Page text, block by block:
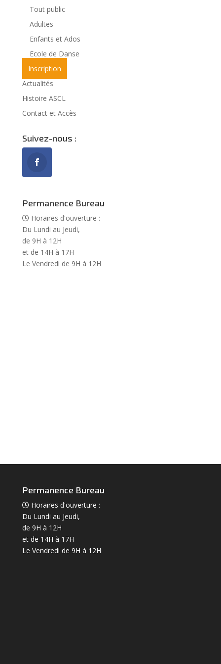
Tout public
Adultes
Enfants et Ados
Ecole de Danse
Inscription
Actualités
Histoire ASCL
Contact et Accès
Suivez-nous :
Permanence Bureau
Horaires d'ouverture :
Du Lundi au Jeudi,
de 9H à 12H
et de 14H à 17H
Le Vendredi de 9H à 12H
Permanence Bureau
Horaires d'ouverture :
Du Lundi au Jeudi,
de 9H à 12H
et de 14H à 17H
Le Vendredi de 9H à 12H